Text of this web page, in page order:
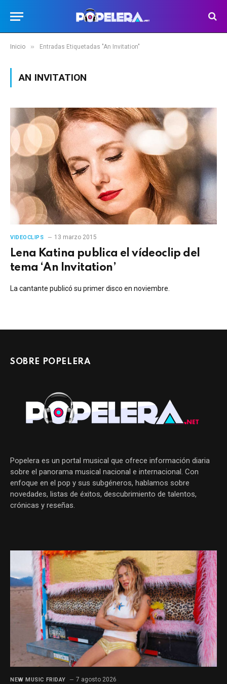
Inicio » Entradas Etiquetadas "An Invitation"
AN INVITATION
VIDEOCLIPS 13 marzo 2015
Lena Katina publica el vídeoclip del
tema ‘An Invitation’
La cantante publicó su primer disco en noviembre.
SOBRE POPELERA
Popelera es un portal musical que ofrece información diaria
sobre el panorama musical nacional e internacional. Con
enfoque en el pop y sus subgéneros, hablamos sobre
novedades, listas de éxitos, descubrimiento de talentos,
crónicas y reseñas.
NEW MUSIC FRIDAY 7 agosto 2026